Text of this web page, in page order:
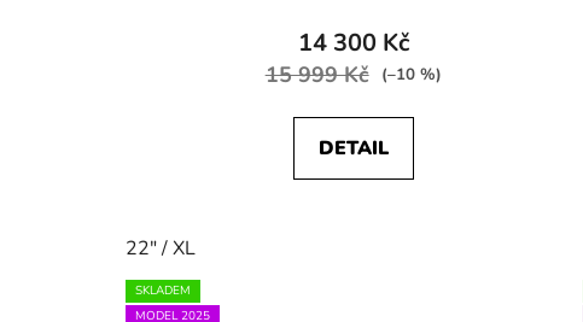
14 300 Kč
15 999 Kč (–10 %)
DETAIL
22" / XL
SKLADEM
MODEL 2025